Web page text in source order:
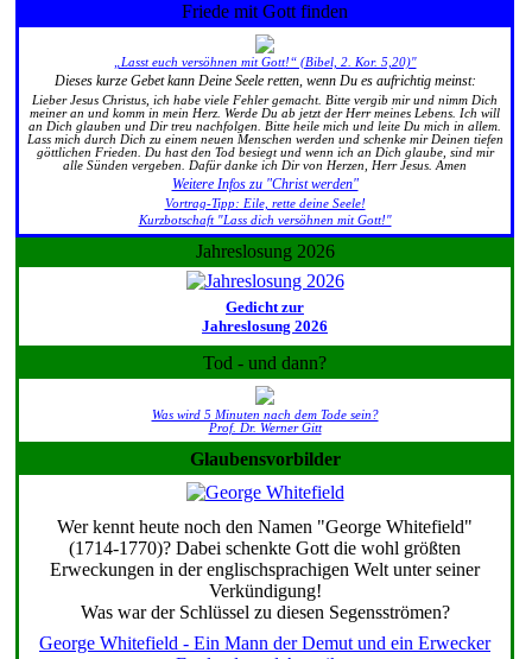
Friede mit Gott finden
„Lasst euch versöhnen mit Gott!“ (Bibel, 2. Kor. 5,20)"
Dieses kurze Gebet kann Deine Seele retten, wenn Du es aufrichtig meinst:
Lieber Jesus Christus, ich habe viele Fehler gemacht. Bitte vergib mir und nimm Dich
meiner an und komm in mein Herz. Werde Du ab jetzt der Herr meines Lebens. Ich will
an Dich glauben und Dir treu nachfolgen. Bitte heile mich und leite Du mich in allem.
Lass mich durch Dich zu einem neuen Menschen werden und schenke mir Deinen tiefen
göttlichen Frieden. Du hast den Tod besiegt und wenn ich an Dich glaube, sind mir
alle Sünden vergeben. Dafür danke ich Dir von Herzen, Herr Jesus. Amen
Weitere Infos zu "Christ werden"
Vortrag-Tipp: Eile, rette deine Seele!
Kurzbotschaft "Lass dich versöhnen mit Gott!"
Jahreslosung 2026
Gedicht zur
Jahreslosung 2026
Tod - und dann?
Was wird 5 Minuten nach dem Tode sein?
Prof. Dr. Werner Gitt
Glaubensvorbilder
Wer kennt heute noch den Namen "George Whitefield"
(1714-1770)? Dabei schenkte Gott die wohl größten
Erweckungen in der englischsprachigen Welt unter seiner
Verkündigung!
Was war der Schlüssel zu diesen Segensströmen?
George Whitefield - Ein Mann der Demut und ein Erwecker